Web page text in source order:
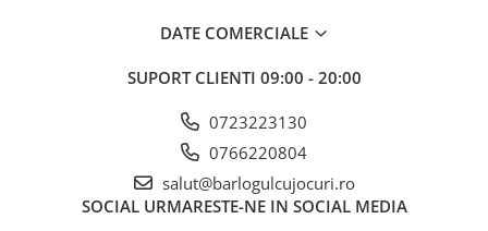
DATE COMERCIALE
SUPORT CLIENTI 09:00 - 20:00
0723223130
0766220804
salut@barlogulcujocuri.ro
SOCIAL URMARESTE-NE IN SOCIAL MEDIA